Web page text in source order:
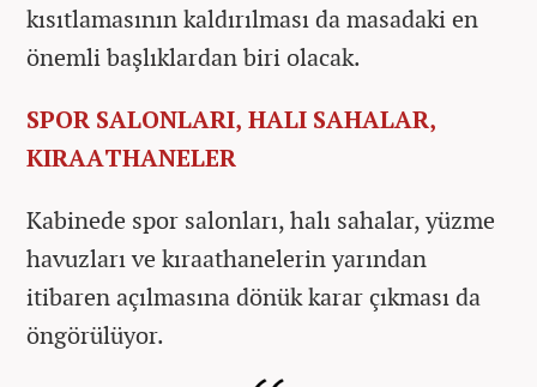
kısıtlamasının kaldırılması da masadaki en
önemli başlıklardan biri olacak.
SPOR SALONLARI, HALI SAHALAR,
KIRAATHANELER
Kabinede spor salonları, halı sahalar, yüzme
havuzları ve kıraathanelerin yarından
itibaren açılmasına dönük karar çıkması da
öngörülüyor.